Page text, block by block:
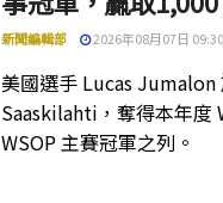
新聞編輯部 2026年08月07日 09:30
美國選手 Lucas
Saaskilahti，奪得本年度
WSOP 主賽冠軍之列。